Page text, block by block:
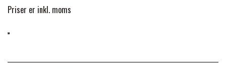
Ved tildeling af mindre mængder end den anbefalede
Piller 8 mm
Priser er inkl. moms